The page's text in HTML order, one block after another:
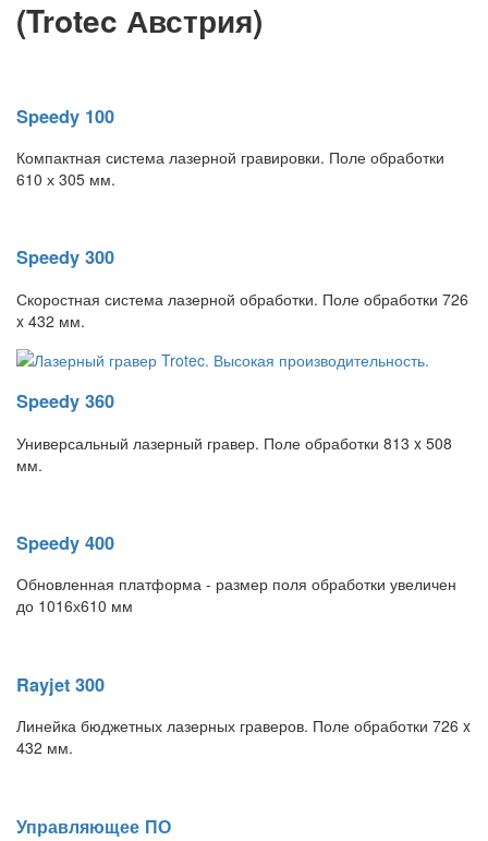
(Trotec Австрия)
Speedy 100
Компактная система лазерной гравировки. Поле обработки
610 х 305 мм.
Speedy 300
Скоростная система лазерной обработки. Поле обработки 726
x 432 мм.
Speedy 360
Универсальный лазерный гравер. Поле обработки 813 x 508
мм.
Speedy 400
Обновленная платформа - размер поля обработки увеличен
до 1016х610 мм
Rayjet 300
Линейка бюджетных лазерных граверов. Поле обработки 726 x
432 мм.
Управляющее ПО